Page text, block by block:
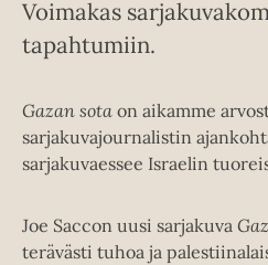
Voimakas
tapahtumiin.
Gazan sota on aikamme
sarjakuvajournalistin
sarjakuvaessee Israelin
Joe Saccon uusi sarjakuva
terävästi tuhoa ja